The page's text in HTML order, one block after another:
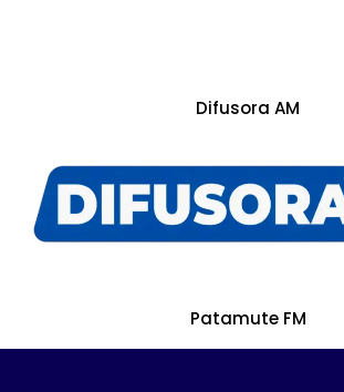
Difusora AM
Patamute FM